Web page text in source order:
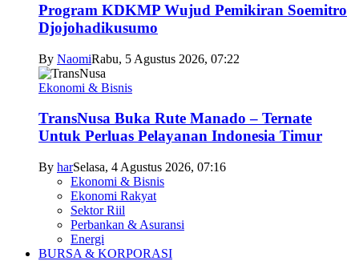
Program KDKMP Wujud Pemikiran Soemitro
Djojohadikusumo
By NaomiRabu, 5 Agustus 2026, 07:22
Ekonomi & Bisnis
TransNusa Buka Rute Manado – Ternate
Untuk Perluas Pelayanan Indonesia Timur
By harSelasa, 4 Agustus 2026, 07:16
Ekonomi & Bisnis
Ekonomi Rakyat
Sektor Riil
Perbankan & Asuransi
Energi
BURSA & KORPORASI